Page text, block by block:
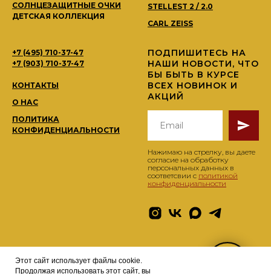
Этот сайт использует файлы cookie.
Продолжая использовать этот сайт, вы
СОЛНЦЕЗАЩИТНЫЕ ОЧКИ
ДЕТСКАЯ КОЛЛЕКЦИЯ
STELLEST 2 / 2.0
CARL ZEISS
+7 (495) 710-37-47
+7 (903) 710-37-47
КОНТАКТЫ
О НАС
ПОЛИТИКА
КОНФИДЕНЦИАЛЬНОСТИ
ПОДПИШИТЕСЬ НА
НАШИ НОВОСТИ, ЧТО
БЫ БЫТЬ В КУРСЕ
ВСЕХ НОВИНОК И
АКЦИЙ
Нажимаю на стрелку, вы даете
согласие на обработку
персональных данных в
соответсвии с политикой
конфиденциальности
© 2026 BRANDOCHKI TM optikabrandochki@yandex.ru